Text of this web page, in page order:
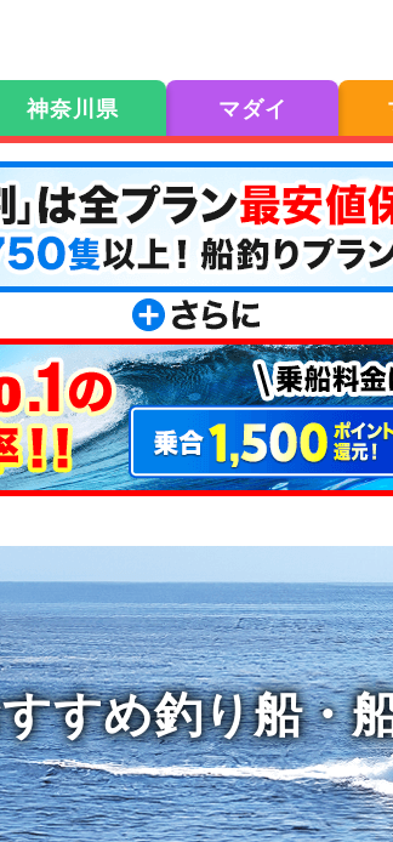
神奈川県 マダイ
すめ釣り船・